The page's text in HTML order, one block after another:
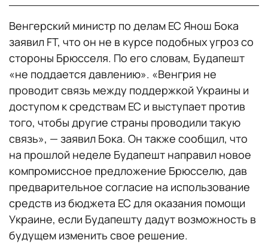
Венгерский министр по делам ЕС Янош Бока
заявил FT, что он не в курсе подобных угроз со
стороны Брюсселя. По его словам, Будапешт
«не поддается давлению». «Венгрия не
проводит связь между поддержкой Украины и
доступом к средствам ЕС и выступает против
того, чтобы другие страны проводили такую
связь», — заявил Бока. Он также сообщил, что
на прошлой неделе Будапешт направил новое
компромиссное предложение Брюсселю, дав
предварительное согласие на использование
средств из бюджета ЕС для оказания помощи
Украине, если Будапешту дадут возможность в
будущем изменить свое решение.